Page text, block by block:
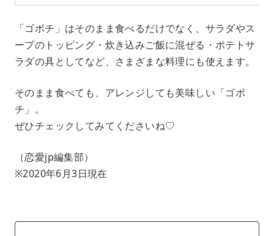
「ゴボチ」はそのまま食べるだけでなく、サラダやス
ープのトッピング・炊き込みご飯に混ぜる・ポテトサ
ラダの具としてなど、さまざまな料理にも使えます。
そのまま食べても、アレンジしても美味しい「ゴボ
チ」。
ぜひチェックしてみてくださいね♡
（恋愛jp編集部）
※2020年6月3日現在